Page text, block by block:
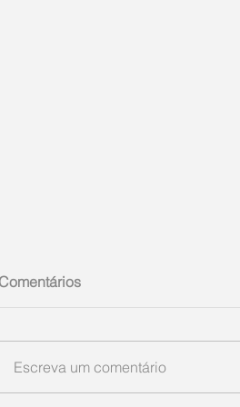
Gumercindo de Oliveira
Comentários
Escreva um comentário